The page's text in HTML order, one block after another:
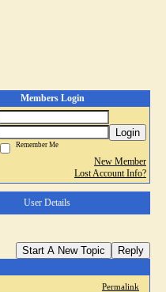
Members Login
Login
Remember Me
New Member
Lost Account Info?
User Details
Start A New Topic Reply
Permalink